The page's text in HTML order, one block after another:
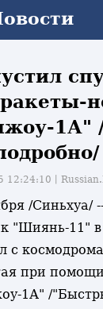
1А"
12:24:10丨
/Синьхуа/
"Шиянь-11" в
с
при
1А" /